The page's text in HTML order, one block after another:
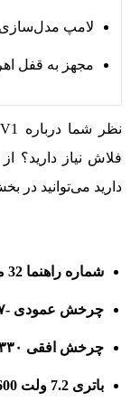
لامپ مدل‌سازی LED با روشنایی 3200K
مجهز به قفل
فلاش نیاز دارید؟
دارید می‌توانید در
شماره راهنما 32 متر
چرخش عمودی -۷ تا ۱۲۰درجه
چرخش افقی ۳۳۰ درجه
باتری 7.2 ولت 2600میلی آمپرلیتیوم